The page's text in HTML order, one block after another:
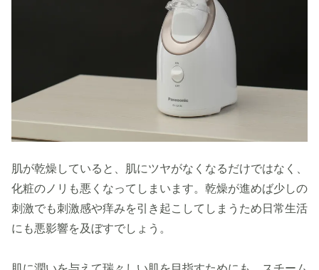
肌が乾燥していると、肌にツヤがなくなるだけではなく、
化粧のノリも悪くなってしまいます。乾燥が進めば少しの
刺激でも刺激感や痒みを引き起こしてしまうため日常生活
にも悪影響を及ぼすでしょう。